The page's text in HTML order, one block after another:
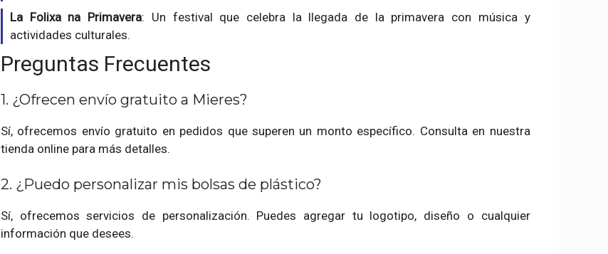
La Folixa na Primavera: Un festival que celebra la llegada de la primavera con música y
actividades culturales.
Preguntas Frecuentes
1. ¿Ofrecen envío gratuito a Mieres?
Sí, ofrecemos envío gratuito en pedidos que superen un monto específico. Consulta en nuestra
tienda online para más detalles.
2. ¿Puedo personalizar mis bolsas de plástico?
Sí, ofrecemos servicios de personalización. Puedes agregar tu logotipo, diseño o cualquier
información que desees.